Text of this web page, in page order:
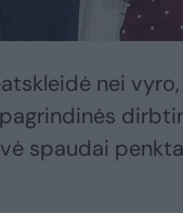
nei
spaudai